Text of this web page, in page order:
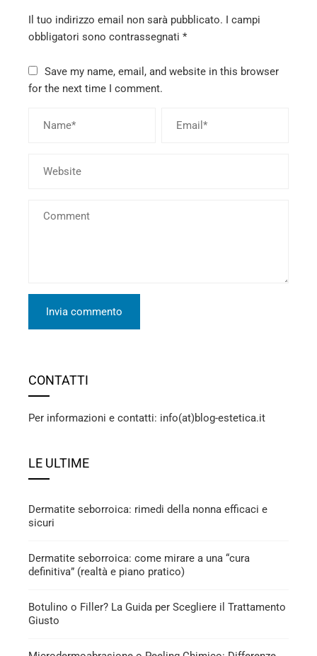
Il tuo indirizzo email non sarà pubblicato. I campi
obbligatori sono contrassegnati *
Save my name, email, and website in this browser
for the next time I comment.
CONTATTI
Per informazioni e contatti: info(at)blog-estetica.it
LE ULTIME
Dermatite seborroica: rimedi della nonna efficaci e
sicuri
Dermatite seborroica: come mirare a una “cura
definitiva” (realtà e piano pratico)
Botulino o Filler? La Guida per Scegliere il Trattamento
Giusto